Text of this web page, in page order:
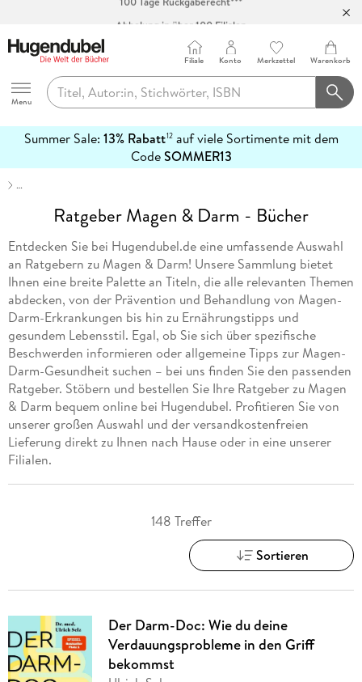
Abholung in über 100 Filialen
Hugendubel
Menu
Filiale Konto Merkzettel Warenkorb
Summer Sale: 13% Rabatt12auf viele Sortimente mit dem
CodeSOMMER13
erfahren
…
Ratgeber Magen & Darm - Bücher
Entdecken Sie bei Hugendubel.de eine umfassende Auswahl
an Ratgebern zu Magen & Darm! Unsere Sammlung bietet
Ihnen eine breite Palette an Titeln, die alle relevanten Themen
abdecken, von der Prävention und Behandlung von Magen-
Darm-Erkrankungen bis hin zu Ernährungstipps und
gesundem Lebensstil. Egal, ob Sie sich über spezifische
Beschwerden informieren oder allgemeine Tipps zur Magen-
Darm-Gesundheit suchen – bei uns finden Sie den passenden
Ratgeber. Stöbern und bestellen Sie Ihre Ratgeber zu Magen
& Darm bequem online bei Hugendubel. Profitieren Sie von
unserer großen Auswahl und der versandkostenfreien
Lieferung direkt zu Ihnen nach Hause oder in eine unserer
Filialen.
148 Treffer
Sortieren
Der Darm-Doc: Wie du deine
Verdauungsprobleme in den Griff
bekommst